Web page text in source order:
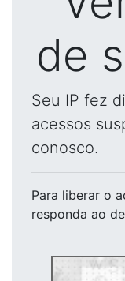
de
Seu IP fez
acessos
conosco.
Para liberar o
responda ao